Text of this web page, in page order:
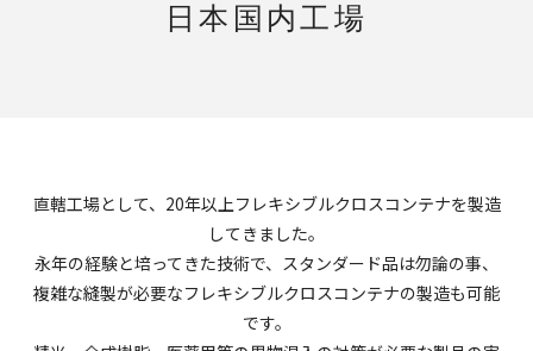
日本国内工場
直轄工場として、20年以上フレキシブルクロスコンテナを製造
してきました。
永年の経験と培ってきた技術で、スタンダード品は勿論の事、
複雑な縫製が必要なフレキシブルクロスコンテナの製造も可能
です。